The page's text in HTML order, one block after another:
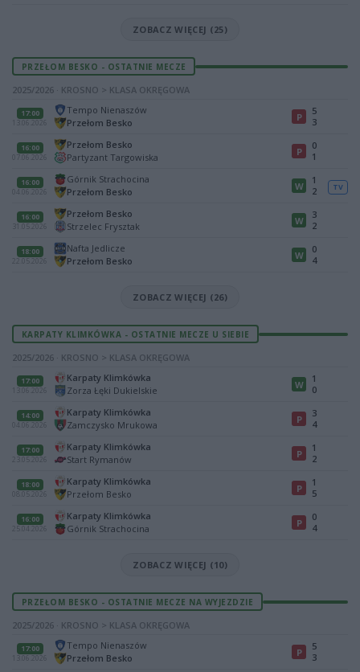
ZOBACZ WIĘCEJ (25)
PRZEŁOM BESKO - OSTATNIE MECZE
2025/2026 · KROSNO > KLASA OKRĘGOWA
17:00
13.06.2026
Tempo Nienaszów
Przełom Besko
P
5
3
16:00
07.06.2026
Przełom Besko
Partyzant Targowiska
P
0
1
16:00
04.06.2026
Górnik Strachocina
Przełom Besko
W
1
2
TV
16:00
31.05.2026
Przełom Besko
Strzelec Frysztak
W
3
2
18:00
22.05.2026
Nafta Jedlicze
Przełom Besko
W
0
4
ZOBACZ WIĘCEJ (26)
KARPATY KLIMKÓWKA - OSTATNIE MECZE U SIEBIE
2025/2026 · KROSNO > KLASA OKRĘGOWA
17:00
13.06.2026
Karpaty Klimkówka
Zorza Łęki Dukielskie
W
1
0
14:00
04.06.2026
Karpaty Klimkówka
Zamczysko Mrukowa
P
3
4
17:00
23.05.2026
Karpaty Klimkówka
Start Rymanów
P
1
2
18:00
08.05.2026
Karpaty Klimkówka
Przełom Besko
P
1
5
16:00
25.04.2026
Karpaty Klimkówka
Górnik Strachocina
P
0
4
ZOBACZ WIĘCEJ (10)
PRZEŁOM BESKO - OSTATNIE MECZE NA WYJEZDZIE
2025/2026 · KROSNO > KLASA OKRĘGOWA
17:00
13.06.2026
Tempo Nienaszów
Przełom Besko
P
5
3